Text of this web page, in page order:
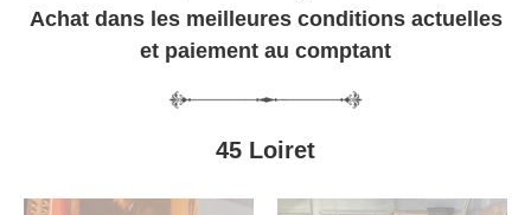
Achat dans les meilleures conditions actuelles
et paiement au comptant
45 Loiret